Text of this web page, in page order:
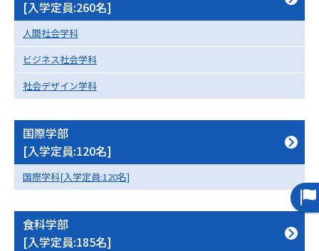
大学研究 大学検索
大学で学べる内容や特徴を調べる
集
データサイエンス特集
デジタルパンフレット 進路の３択
新学年スタート号特集ページ
（高3生用）
新学年スタート号特集ページ
[入学定員:260名]
人間社会学科
ビジネス社会学科
社会デザイン学科
国際学部
[入学定員:120名]
国際学科[入学定員:120名]
食科学部
[入学定員:185名]